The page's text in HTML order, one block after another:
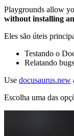
Playgrounds allow
without installing
Eles são úteis
Testando o
Relatando bugs
Use docusaurus.new
Escolha uma das